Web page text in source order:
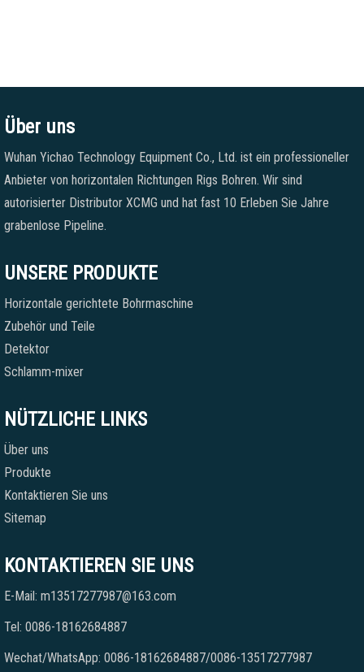
Über uns
Wuhan Yichao Technology Equipment Co., Ltd. ist ein professioneller
Anbieter von horizontalen Richtungen Rigs Bohren. Wir sind
autorisierter Distributor XCMG und hat fast 10 Erleben Sie Jahre
grabenlose Pipeline.
UNSERE PRODUKTE
Horizontale gerichtete Bohrmaschine
Zubehör und Teile
Detektor
Schlamm-mixer
NÜTZLICHE LINKS
Über uns
Produkte
Kontaktieren Sie uns
Sitemap
KONTAKTIEREN SIE UNS
E-Mail: m13517277987@163.com
Tel: 0086-18162684887
Wechat/WhatsApp: 0086-18162684887/0086-13517277987